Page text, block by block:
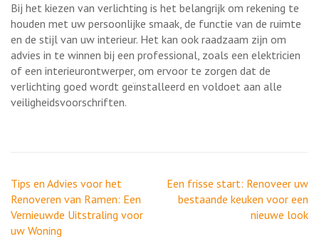
Bij het kiezen van verlichting is het belangrijk om rekening te
houden met uw persoonlijke smaak, de functie van de ruimte
en de stijl van uw interieur. Het kan ook raadzaam zijn om
advies in te winnen bij een professional, zoals een elektricien
of een interieurontwerper, om ervoor te zorgen dat de
verlichting goed wordt geïnstalleerd en voldoet aan alle
veiligheidsvoorschriften.
Berichtnavigatie
Tips en Advies voor het
Renoveren van Ramen: Een
Vernieuwde Uitstraling voor
uw Woning
Een frisse start: Renoveer uw
bestaande keuken voor een
nieuwe look